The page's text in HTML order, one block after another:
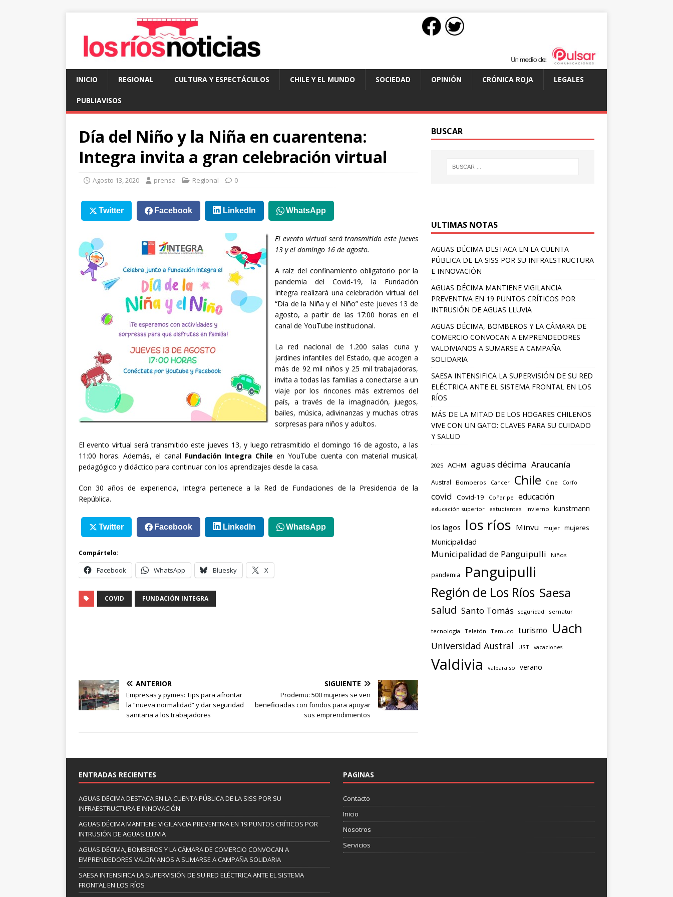
INICIO REGIONAL CULTURA Y ESPECTÁCULOS CHILE Y EL MUNDO SOCIEDAD OPINIÓN CRÓNICA ROJA LEGALES
PUBLIAVISOS
Día del Niño y la Niña en cuarentena:
Integra invita a gran celebración virtual
Agosto 13, 2020 prensa Regional 0
Twitter Facebook LinkedIn WhatsApp
El evento virtual será transmitido este jueves
13 y el domingo 16 de agosto.
A raíz del confinamiento obligatorio por la
pandemia del Covid-19, la Fundación
Integra realizará una celebración virtual del
“Día de la Niña y el Niño” este jueves 13 de
agosto, a partir de las 17:00 horas en el
canal de YouTube institucional.
La red nacional de 1.200 salas cuna y
jardines infantiles del Estado, que acogen a
más de 92 mil niños y 25 mil trabajadoras,
invita a todas las familias a conectarse a un
viaje por los rincones más extremos del
país, a través de la imaginación, juegos,
bailes, música, adivinanzas y muchas otras
sorpresas para niños y adultos.
El evento virtual será transmitido este jueves 13, y luego retrasmitido el domingo 16 de agosto, a las
11:00 horas. Además, el canal Fundación Integra Chile en YouTube cuenta con material musical,
pedagógico y didáctico para continuar con los aprendizajes desde la casa.
Con 30 años de experiencia, Integra pertenece a la Red de Fundaciones de la Presidencia de la
República.
Twitter Facebook LinkedIn WhatsApp
Compártelo:
Facebook WhatsApp Bluesky X
COVID FUNDACIÓN INTEGRA
ANTERIOR
Empresas y pymes: Tips para afrontar
la “nueva normalidad” y dar seguridad
sanitaria a los trabajadores
SIGUIENTE
Prodemu: 500 mujeres se ven
beneficiadas con fondos para apoyar
sus emprendimientos
BUSCAR
ULTIMAS NOTAS
AGUAS DÉCIMA DESTACA EN LA CUENTA
PÚBLICA DE LA SISS POR SU INFRAESTRUCTURA
E INNOVACIÓN
AGUAS DÉCIMA MANTIENE VIGILANCIA
PREVENTIVA EN 19 PUNTOS CRÍTICOS POR
INTRUSIÓN DE AGUAS LLUVIA
AGUAS DÉCIMA, BOMBEROS Y LA CÁMARA DE
COMERCIO CONVOCAN A EMPRENDEDORES
VALDIVIANOS A SUMARSE A CAMPAÑA
SOLIDARIA
SAESA INTENSIFICA LA SUPERVISIÓN DE SU RED
ELÉCTRICA ANTE EL SISTEMA FRONTAL EN LOS
RÍOS
MÁS DE LA MITAD DE LOS HOGARES CHILENOS
VIVE CON UN GATO: CLAVES PARA SU CUIDADO
Y SALUD
2025 ACHM aguas décima Araucanía
Austral Bomberos Cancer Chile Cine Corfo
covid Covid-19 Coñaripe educación
educación superior estudiantes invierno kunstmann
los lagos los ríos Minvu mujer mujeres
Municipalidad
Municipalidad de Panguipulli Niños
pandemia Panguipulli
Región de Los Ríos Saesa
salud Santo Tomás seguridad sernatur
tecnología Teletón Temuco turismo Uach
Universidad Austral UST vacaciones
Valdivia valparaiso verano
ENTRADAS RECIENTES
AGUAS DÉCIMA DESTACA EN LA CUENTA PÚBLICA DE LA SISS POR SU
INFRAESTRUCTURA E INNOVACIÓN
AGUAS DÉCIMA MANTIENE VIGILANCIA PREVENTIVA EN 19 PUNTOS CRÍTICOS POR
INTRUSIÓN DE AGUAS LLUVIA
AGUAS DÉCIMA, BOMBEROS Y LA CÁMARA DE COMERCIO CONVOCAN A
EMPRENDEDORES VALDIVIANOS A SUMARSE A CAMPAÑA SOLIDARIA
SAESA INTENSIFICA LA SUPERVISIÓN DE SU RED ELÉCTRICA ANTE EL SISTEMA
FRONTAL EN LOS RÍOS
PAGINAS
Contacto
Inicio
Nosotros
Servicios